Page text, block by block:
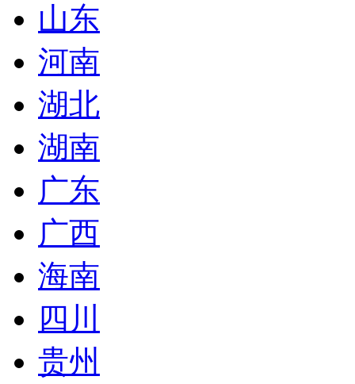
山东
河南
湖北
湖南
广东
广西
海南
四川
贵州